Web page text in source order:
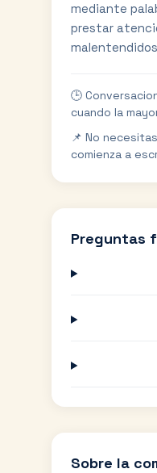
mediante
prestar
🕒
cuando la
📌 No
comienza a
Preguntas
Sobre la